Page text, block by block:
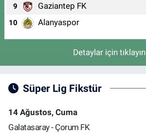
9 Gaziantep FK
10 Alanyaspor
Detaylar için tıklayın
Süper Lig Fikstür
14 Ağustos, Cuma
Galatasaray - Çorum FK